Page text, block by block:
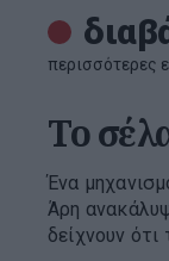
περισσότερες
To
Ένα
Άρη
δείχνουν